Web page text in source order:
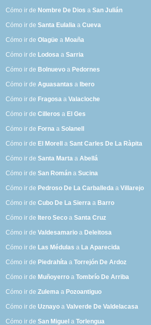
Cómo ir de Nombre De Dios aSan Julián
Cómo ir deSanta Eulalia aCueva
Cómo ir deOlagüe a Moaña
Cómo ir de Lodosa aSarria
Cómo ir de Bolnuevo a Pedornes
Cómo ir deAguasantas a Ibero
Cómo ir de Fragosa aValacloche
Cómo ir deCilleros a El Ges
Cómo ir de Forna aSolanell
Cómo ir de El Morell aSant Carles De La Ràpita
Cómo ir deSanta Marta aAbellá
Cómo ir deSan Román aSucina
Cómo ir de Pedroso De La Carballeda aVillarejo
Cómo ir deCubo De La Sierra a Barro
Cómo ir de Itero Seco aSanta Cruz
Cómo ir deValdesamario a Deleitosa
Cómo ir de Las Médulas a La Aparecida
Cómo ir de Piedrahíta aTorrejón De Ardoz
Cómo ir de Muñoyerro aTombrío De Arriba
Cómo ir deZulema a Pozoantiguo
Cómo ir deUznayo aValverde De Valdelacasa
Cómo ir deSan Miguel aTorlengua